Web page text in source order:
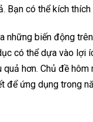
Bạn có thể kích
những biến động
có thể dựa vào
hơn. Chủ đề
để ứng dụng trong